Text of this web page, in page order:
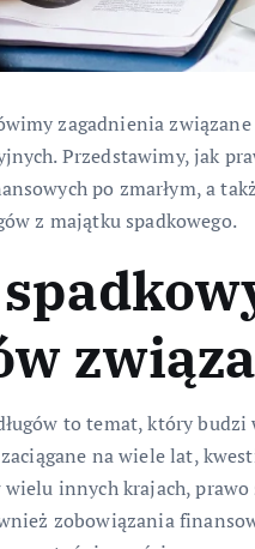
zagadnienia
Przedstawimy, jak
po zmarłym, a
z majątku spadkowego.
to temat, który
na wiele lat,
innych krajach,
zobowiązania